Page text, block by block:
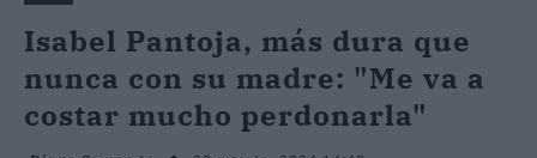
Isabel Pantoja, más dura que
nunca con su madre: "Me va a
costar mucho perdonarla"